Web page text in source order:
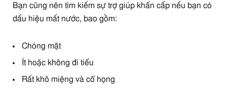
Bạn cũng nên tìm kiếm sự trợ giúp khẩn cấp nếu bạn có
dấu hiệu mất nước, bao gồm:
Chóng mặt
Ít hoặc không đi tiểu
Rất khô miệng và cổ họng